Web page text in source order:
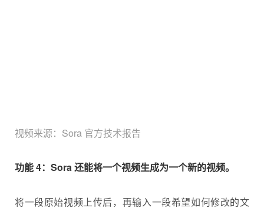
视频来源：Sora 官方技术报告
功能 4：Sora 还能将一个视频生成为一个新的视频。
将一段原始视频上传后，再输入一段希望如何修改的文